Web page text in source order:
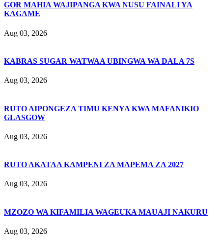
GOR MAHIA WAJIPANGA KWA NUSU FAINALI YA
KAGAME
Aug 03, 2026
KABRAS SUGAR WATWAA UBINGWA WA DALA 7S
Aug 03, 2026
RUTO AIPONGEZA TIMU KENYA KWA MAFANIKIO
GLASGOW
Aug 03, 2026
RUTO AKATAA KAMPENI ZA MAPEMA ZA 2027
Aug 03, 2026
MZOZO WA KIFAMILIA WAGEUKA MAUAJI NAKURU
Aug 03, 2026